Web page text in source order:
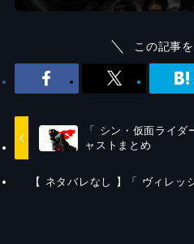
この記事
「 シン・仮面ライ
ャストまとめ
【 ネタバレなし 】「 ヴィレッ